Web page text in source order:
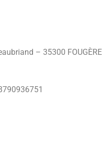
– 35300